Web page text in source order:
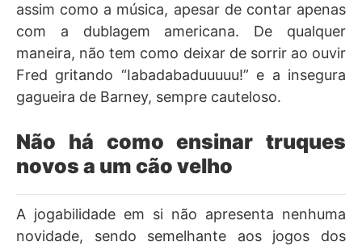
assim como a música, apesar de contar apenas
com a dublagem americana. De qualquer
maneira, não tem como deixar de sorrir ao ouvir
Fred gritando “Iabadabaduuuuu!” e a insegura
gagueira de Barney, sempre cauteloso.
Não há como ensinar truques
novos a um cão velho
A jogabilidade em si não apresenta nenhuma
novidade, sendo semelhante aos jogos dos